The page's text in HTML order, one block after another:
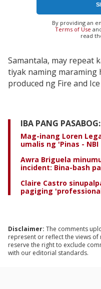
By providing an
Terms of Use
read
Samantala, may repeat
tiyak naming maraming
produced ng Fire and Ice
IBA PANG PASABOG:
Mag-inang Loren
umalis ng 'Pinas - NBI
Awra Briguela
incident: Bina-bash
Claire Castro
pagiging
Disclaimer: The comments
represent or reflect the views
reserve the right to exclude
with our editorial standards.